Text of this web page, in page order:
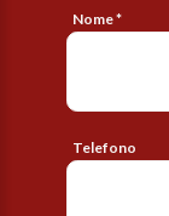
Nome *
Telefono